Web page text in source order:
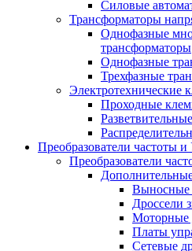
Силовые
Трансформаторы
Однофазные
трансформаторы
Однофазные
Трехфазные
Электротехнические
Проходные
Преобразователи частоты
Преобразователи
Выносные
Дроссели
Моторные
Платы
Сетевые